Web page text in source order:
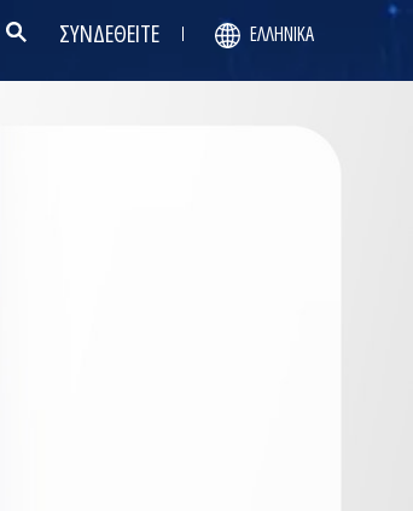
ΣΥΝΔΕΘΕΙΤΕ ΕΛΛΗΝΙΚΆ